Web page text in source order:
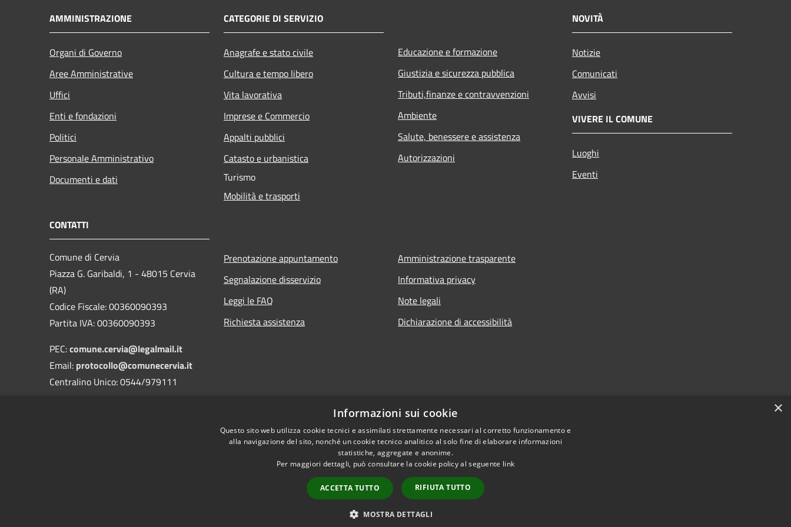
AMMINISTRAZIONE
Organi di Governo
Aree Amministrative
Uffici
Enti e fondazioni
Politici
Personale Amministrativo
Documenti e dati
CATEGORIE DI SERVIZIO
Anagrafe e stato civile
Cultura e tempo libero
Vita lavorativa
Imprese e Commercio
Appalti pubblici
Catasto e urbanistica
Turismo
Mobilità e trasporti
Educazione e formazione
Giustizia e sicurezza pubblica
Tributi,finanze e contravvenzioni
Ambiente
Salute, benessere e assistenza
Autorizzazioni
NOVITÀ
Notizie
Comunicati
Avvisi
VIVERE IL COMUNE
Luoghi
Eventi
CONTATTI
Comune di Cervia
Piazza G. Garibaldi, 1 - 48015 Cervia
(RA)
Codice Fiscale: 00360090393
Partita IVA: 00360090393
PEC:comune.cervia@legalmail.it
Email: protocollo@comunecervia.it
Centralino Unico: 0544/979111
Prenotazione appuntamento
Segnalazione disservizio
Leggi le FAQ
Richiesta assistenza
Amministrazione trasparente
Informativa privacy
Note legali
Dichiarazione di accessibilità
Copyright © 2026 • Comune di Cervia • Powered by
×
Informazioni sui cookie
Questo sito web utilizza cookie tecnici e assimilati strettamente necessari al corretto funzionamento e
alla navigazione del sito, nonché un cookie tecnico analitico al solo fine di elaborare informazioni
statistiche, aggregate e anonime.
Per maggiori dettagli, può consultare la cookie policy al seguente link
ACCETTA TUTTO RIFIUTA TUTTO
MOSTRA DETTAGLI